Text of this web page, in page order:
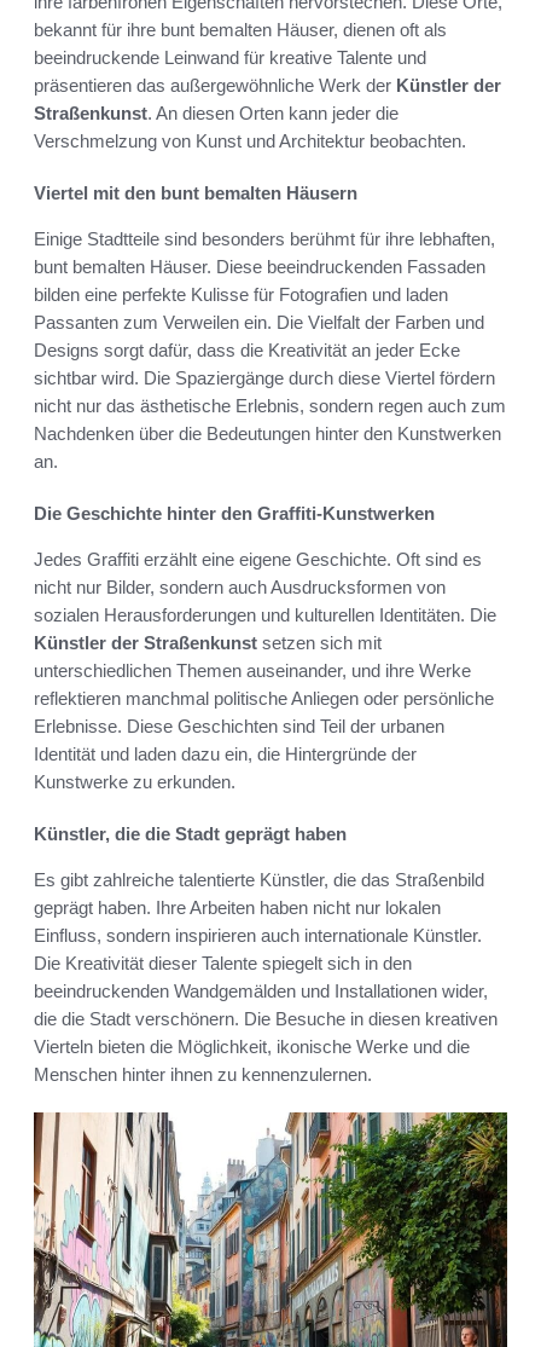
bekannt für ihre bunt bemalten Häuser, dienen oft als
beeindruckende Leinwand für kreative Talente und
präsentieren das außergewöhnliche Werk der Künstler der
Straßenkunst. An diesen Orten kann jeder die
Verschmelzung von Kunst und Architektur beobachten.
Viertel mit den bunt bemalten Häusern
Einige Stadtteile sind besonders berühmt für ihre lebhaften,
bunt bemalten Häuser. Diese beeindruckenden Fassaden
bilden eine perfekte Kulisse für Fotografien und laden
Passanten zum Verweilen ein. Die Vielfalt der Farben und
Designs sorgt dafür, dass die Kreativität an jeder Ecke
sichtbar wird. Die Spaziergänge durch diese Viertel fördern
nicht nur das ästhetische Erlebnis, sondern regen auch zum
Nachdenken über die Bedeutungen hinter den Kunstwerken
an.
Die Geschichte hinter den Graffiti-Kunstwerken
Jedes Graffiti erzählt eine eigene Geschichte. Oft sind es
nicht nur Bilder, sondern auch Ausdrucksformen von
sozialen Herausforderungen und kulturellen Identitäten. Die
Künstler der Straßenkunst setzen sich mit
unterschiedlichen Themen auseinander, und ihre Werke
reflektieren manchmal politische Anliegen oder persönliche
Erlebnisse. Diese Geschichten sind Teil der urbanen
Identität und laden dazu ein, die Hintergründe der
Kunstwerke zu erkunden.
Künstler, die die Stadt geprägt haben
Es gibt zahlreiche talentierte Künstler, die das Straßenbild
geprägt haben. Ihre Arbeiten haben nicht nur lokalen
Einfluss, sondern inspirieren auch internationale Künstler.
Die Kreativität dieser Talente spiegelt sich in den
beeindruckenden Wandgemälden und Installationen wider,
die die Stadt verschönern. Die Besuche in diesen kreativen
Vierteln bieten die Möglichkeit, ikonische Werke und die
Menschen hinter ihnen zu kennenzulernen.